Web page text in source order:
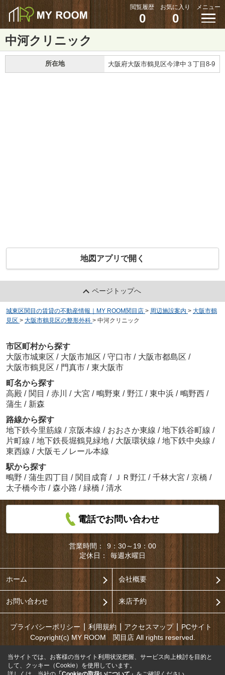
閲覧履歴
0
お気に入り
0
メニュー
中河クリニック
所在地 大阪府大阪市鶴見区今津中３丁目8-9
地図アプリで開く
ページトップへ
城東区関目の賃貸の不動産情報｜MY ROOM関目店 > 周辺施設案内 > 大阪市鶴
見区 > 大阪市鶴見区の整形外科 > 中河クリニック
市区町村から探す
大阪市城東区 / 大阪市旭区 / 守口市 / 大阪市都島区 /
大阪市鶴見区 / 門真市 / 東大阪市
町名から探す
高殿 / 関目 / 赤川 / 大宮 / 鴫野東 / 野江 / 東中浜 / 鴫野西 /
蒲生 / 新森
路線から探す
地下鉄今里筋線 / 京阪本線 / おおさか東線 / 地下鉄谷町線 /
片町線 / 地下鉄長堀鶴見緑地 / 大阪環状線 / 地下鉄中央線 /
東西線 / 大阪モノレール本線
駅から探す
鴫野 / 蒲生四丁目 / 関目成育 / ＪＲ野江 / 千林大宮 / 京橋 /
太子橋今市 / 森小路 / 緑橋 / 清水
電話でお問い合わせ
営業時間：
9：30～19：00
定休日：
毎週水曜日
ホーム 会社概要
お問い合わせ 来店予約
プライバシーポリシー 利用規約 アクセスマップ
PCサイト
Copyright(c) MY ROOM 関目店 All rights reserved.
当サイトでは、お客様の当サイト利用状況把握、サービス向上検討を目的と
して、クッキー（Cookie）を使用しています。